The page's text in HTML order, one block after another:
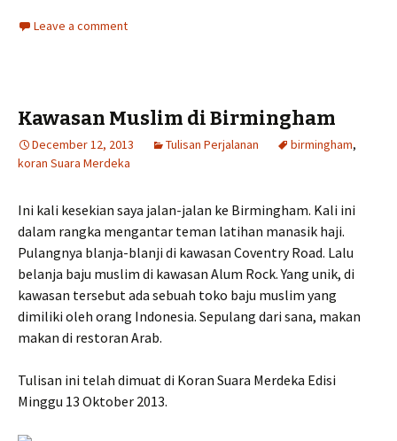
Leave a comment
Kawasan Muslim di Birmingham
December 12, 2013 Tulisan Perjalanan birmingham,
koran Suara Merdeka
Ini kali kesekian saya jalan-jalan ke Birmingham. Kali ini
dalam rangka mengantar teman latihan manasik haji.
Pulangnya blanja-blanji di kawasan Coventry Road. Lalu
belanja baju muslim di kawasan Alum Rock. Yang unik, di
kawasan tersebut ada sebuah toko baju muslim yang
dimiliki oleh orang Indonesia. Sepulang dari sana, makan
makan di restoran Arab.
Tulisan ini telah dimuat di Koran Suara Merdeka Edisi
Minggu 13 Oktober 2013.